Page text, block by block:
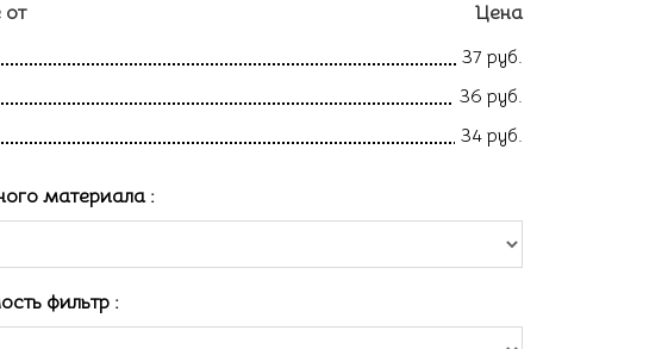
от
Цена
37 руб.
36 руб.
34 руб.
материала:
фильтр :